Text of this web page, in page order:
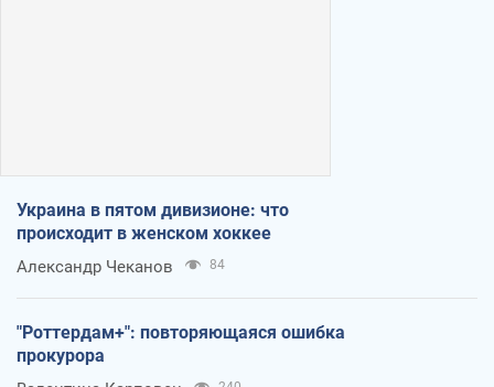
Украина в пятом дивизионе: что
происходит в женском хоккее
Александр Чеканов 84
"Роттердам+": повторяющаяся ошибка
прокурора